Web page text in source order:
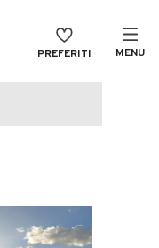
PREFERITI MENU